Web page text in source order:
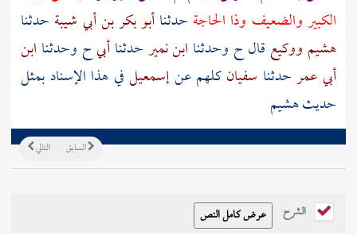
الكبير والضعيف وذا الحاجة حدثناأبو بكر بن أبي شيبة حدثنا
هشيم ووكيع قال ح وحدثنا ابن نميرحدثناأبيح وحدثنا ابن
أبي عمرحدثنا سفيانكلهم عنإسمعيلفي هذا الإسناد بمثل
حديثهشيم
التالي السابق
الشرح